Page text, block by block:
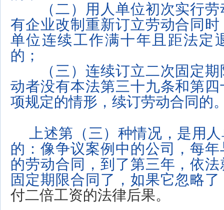
（二）用人单位初次实行劳
有企业改制重新订立劳动合同
单位连续工作满十年且距法定
的；
（三）连续订立二次固定期
动者没有本法第三十九条和第
项规定的情形，续订劳动合同的
上述第（三）种情况，是用
的：像争议案例中的公司，每
的劳动合同，到了第三年，依
固定期限合同了，如果它忽略
付二倍工资的法律后果。